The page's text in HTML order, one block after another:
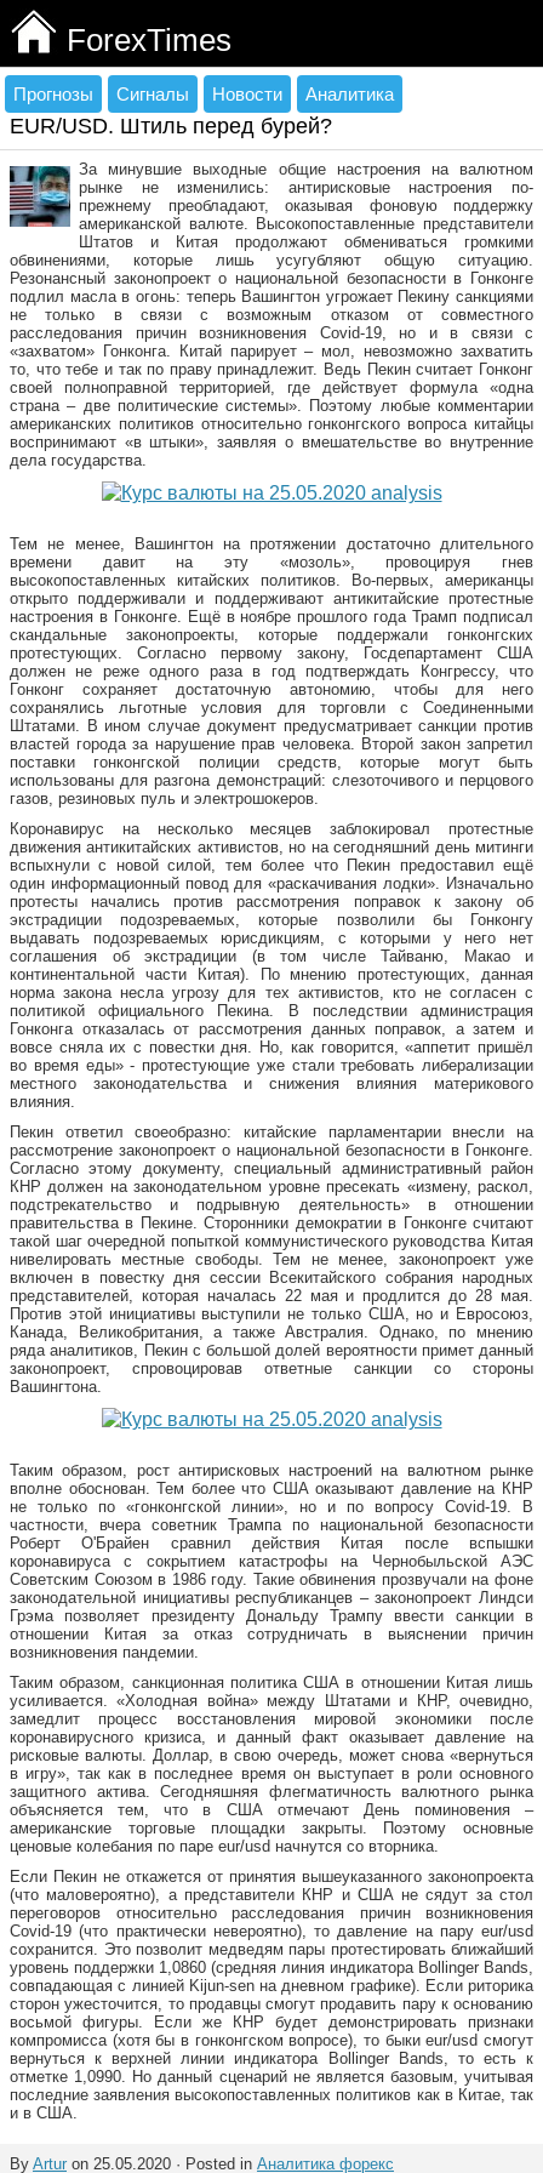
ForexTimes
Прогнозы Сигналы Новости Аналитика
EUR/USD. Штиль перед бурей?
За минувшие выходные общие настроения на валютном
рынке не изменились: антирисковые настроения по-
прежнему преобладают, оказывая фоновую поддержку
американской валюте. Высокопоставленные представители
Штатов и Китая продолжают обмениваться громкими
обвинениями, которые лишь усугубляют общую ситуацию.
Резонансный законопроект о национальной безопасности в Гонконге
подлил масла в огонь: теперь Вашингтон угрожает Пекину санкциями
не только в связи с возможным отказом от совместного
расследования причин возникновения Covid-19, но и в связи с
«захватом» Гонконга. Китай парирует – мол, невозможно захватить
то, что тебе и так по праву принадлежит. Ведь Пекин считает Гонконг
своей полноправной территорией, где действует формула «одна
страна – две политические системы». Поэтому любые комментарии
американских политиков относительно гонконгского вопроса китайцы
воспринимают «в штыки», заявляя о вмешательстве во внутренние
дела государства.
Тем не менее, Вашингтон на протяжении достаточно длительного
времени давит на эту «мозоль», провоцируя гнев
высокопоставленных китайских политиков. Во-первых, американцы
открыто поддерживали и поддерживают антикитайские протестные
настроения в Гонконге. Ещё в ноябре прошлого года Трамп подписал
скандальные законопроекты, которые поддержали гонконгских
протестующих. Согласно первому закону, Госдепартамент США
должен не реже одного раза в год подтверждать Конгрессу, что
Гонконг сохраняет достаточную автономию, чтобы для него
сохранялись льготные условия для торговли с Соединенными
Штатами. В ином случае документ предусматривает санкции против
властей города за нарушение прав человека. Второй закон запретил
поставки гонконгской полиции средств, которые могут быть
использованы для разгона демонстраций: слезоточивого и перцового
газов, резиновых пуль и электрошокеров.
Коронавирус на несколько месяцев заблокировал протестные
движения антикитайских активистов, но на сегодняшний день митинги
вспыхнули с новой силой, тем более что Пекин предоставил ещё
один информационный повод для «раскачивания лодки». Изначально
протесты начались против рассмотрения поправок к закону об
экстрадиции подозреваемых, которые позволили бы Гонконгу
выдавать подозреваемых юрисдикциям, с которыми у него нет
соглашения об экстрадиции (в том числе Тайваню, Макао и
континентальной части Китая). По мнению протестующих, данная
норма закона несла угрозу для тех активистов, кто не согласен с
политикой официального Пекина. В последствии администрация
Гонконга отказалась от рассмотрения данных поправок, а затем и
вовсе сняла их с повестки дня. Но, как говорится, «аппетит пришёл
во время еды» - протестующие уже стали требовать либерализации
местного законодательства и снижения влияния материкового
влияния.
Пекин ответил своеобразно: китайские парламентарии внесли на
рассмотрение законопроект о национальной безопасности в Гонконге.
Согласно этому документу, специальный административный район
КНР должен на законодательном уровне пресекать «измену, раскол,
подстрекательство и подрывную деятельность» в отношении
правительства в Пекине. Сторонники демократии в Гонконге считают
такой шаг очередной попыткой коммунистического руководства Китая
нивелировать местные свободы. Тем не менее, законопроект уже
включен в повестку дня сессии Всекитайского собрания народных
представителей, которая началась 22 мая и продлится до 28 мая.
Против этой инициативы выступили не только США, но и Евросоюз,
Канада, Великобритания, а также Австралия. Однако, по мнению
ряда аналитиков, Пекин с большой долей вероятности примет данный
законопроект, спровоцировав ответные санкции со стороны
Вашингтона.
Таким образом, рост антирисковых настроений на валютном рынке
вполне обоснован. Тем более что США оказывают давление на КНР
не только по «гонконгской линии», но и по вопросу Covid-19. В
частности, вчера советник Трампа по национальной безопасности
Роберт О'Брайен сравнил действия Китая после вспышки
коронавируса с сокрытием катастрофы на Чернобыльской АЭС
Советским Союзом в 1986 году. Такие обвинения прозвучали на фоне
законодательной инициативы республиканцев – законопроект Линдси
Грэма позволяет президенту Дональду Трампу ввести санкции в
отношении Китая за отказ сотрудничать в выяснении причин
возникновения пандемии.
Таким образом, санкционная политика США в отношении Китая лишь
усиливается. «Холодная война» между Штатами и КНР, очевидно,
замедлит процесс восстановления мировой экономики после
коронавирусного кризиса, и данный факт оказывает давление на
рисковые валюты. Доллар, в свою очередь, может снова «вернуться
в игру», так как в последнее время он выступает в роли основного
защитного актива. Сегодняшняя флегматичность валютного рынка
объясняется тем, что в США отмечают День поминовения –
американские торговые площадки закрыты. Поэтому основные
ценовые колебания по паре eur/usd начнутся со вторника.
Если Пекин не откажется от принятия вышеуказанного законопроекта
(что маловероятно), а представители КНР и США не сядут за стол
переговоров относительно расследования причин возникновения
Covid-19 (что практически невероятно), то давление на пару eur/usd
сохранится. Это позволит медведям пары протестировать ближайший
уровень поддержки 1,0860 (средняя линия индикатора Bollinger Bands,
совпадающая с линией Kijun-sen на дневном графике). Если риторика
сторон ужесточится, то продавцы смогут продавить пару к основанию
восьмой фигуры. Если же КНР будет демонстрировать признаки
компромисса (хотя бы в гонконгском вопросе), то быки eur/usd смогут
вернуться к верхней линии индикатора Bollinger Bands, то есть к
отметке 1,0990. Но данный сценарий не является базовым, учитывая
последние заявления высокопоставленных политиков как в Китае, так
и в США.
By Artur on 25.05.2020 · Posted in Аналитика форекс